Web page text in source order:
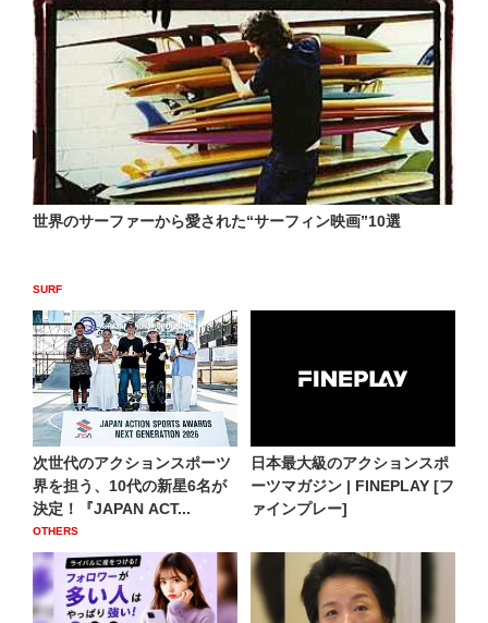
世界のサーファーから愛された“サーフィン映画”10選
SURF
次世代のアクションスポーツ
界を担う、10代の新星6名が
決定！『JAPAN ACT...
OTHERS
日本最大級のアクションスポ
ーツマガジン | FINEPLAY [フ
ァインプレー]